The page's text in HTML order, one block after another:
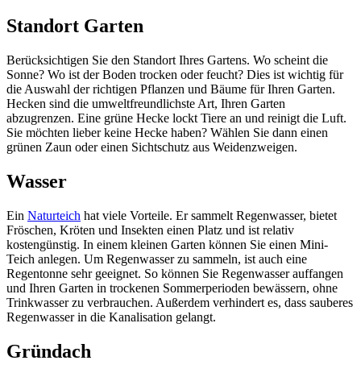
Standort Garten
Berücksichtigen Sie den Standort Ihres Gartens. Wo scheint die
Sonne? Wo ist der Boden trocken oder feucht? Dies ist wichtig für
die Auswahl der richtigen Pflanzen und Bäume für Ihren Garten.
Hecken sind die umweltfreundlichste Art, Ihren Garten
abzugrenzen. Eine grüne Hecke lockt Tiere an und reinigt die Luft.
Sie möchten lieber keine Hecke haben? Wählen Sie dann einen
grünen Zaun oder einen Sichtschutz aus Weidenzweigen.
Wasser
Ein Naturteich hat viele Vorteile. Er sammelt Regenwasser, bietet
Fröschen, Kröten und Insekten einen Platz und ist relativ
kostengünstig. In einem kleinen Garten können Sie einen Mini-
Teich anlegen. Um Regenwasser zu sammeln, ist auch eine
Regentonne sehr geeignet. So können Sie Regenwasser auffangen
und Ihren Garten in trockenen Sommerperioden bewässern, ohne
Trinkwasser zu verbrauchen. Außerdem verhindert es, dass sauberes
Regenwasser in die Kanalisation gelangt.
Gründach